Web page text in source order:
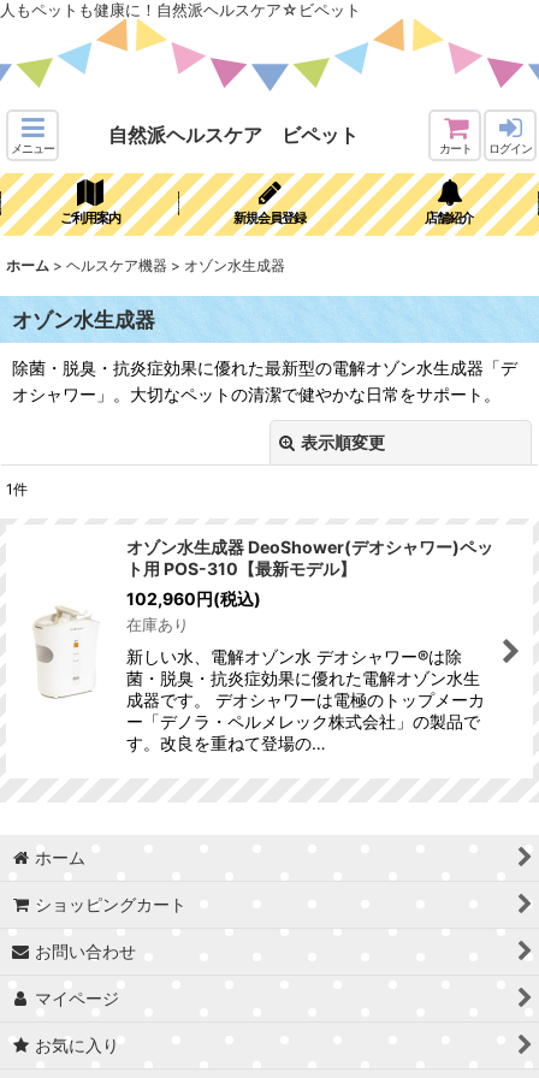
人もペットも健康に！自然派ヘルスケア☆ビペット
メニュー
自然派ヘルスケア ビペット
カート ログイン
ご利用案内 新規会員登録 店舗紹介
ホーム > ヘルスケア機器 > オゾン水生成器
オゾン水生成器
除菌・脱臭・抗炎症効果に優れた最新型の電解オゾン水生成器「デ
オシャワー」。大切なペットの清潔で健やかな日常をサポート。
表示順変更
絞り込む
1件
オゾン水生成器 DeoShower(デオシャワー)ペッ
ト用 POS-310【最新モデル】
102,960円(税込)
在庫あり
新しい水、電解オゾン水 デオシャワー®は除
菌・脱臭・抗炎症効果に優れた電解オゾン水生
成器です。 デオシャワーは電極のトップメーカ
ー「デノラ・ペルメレック株式会社」の製品で
す。改良を重ねて登場の…
ホーム
ショッピングカート
お問い合わせ
マイページ
お気に入り